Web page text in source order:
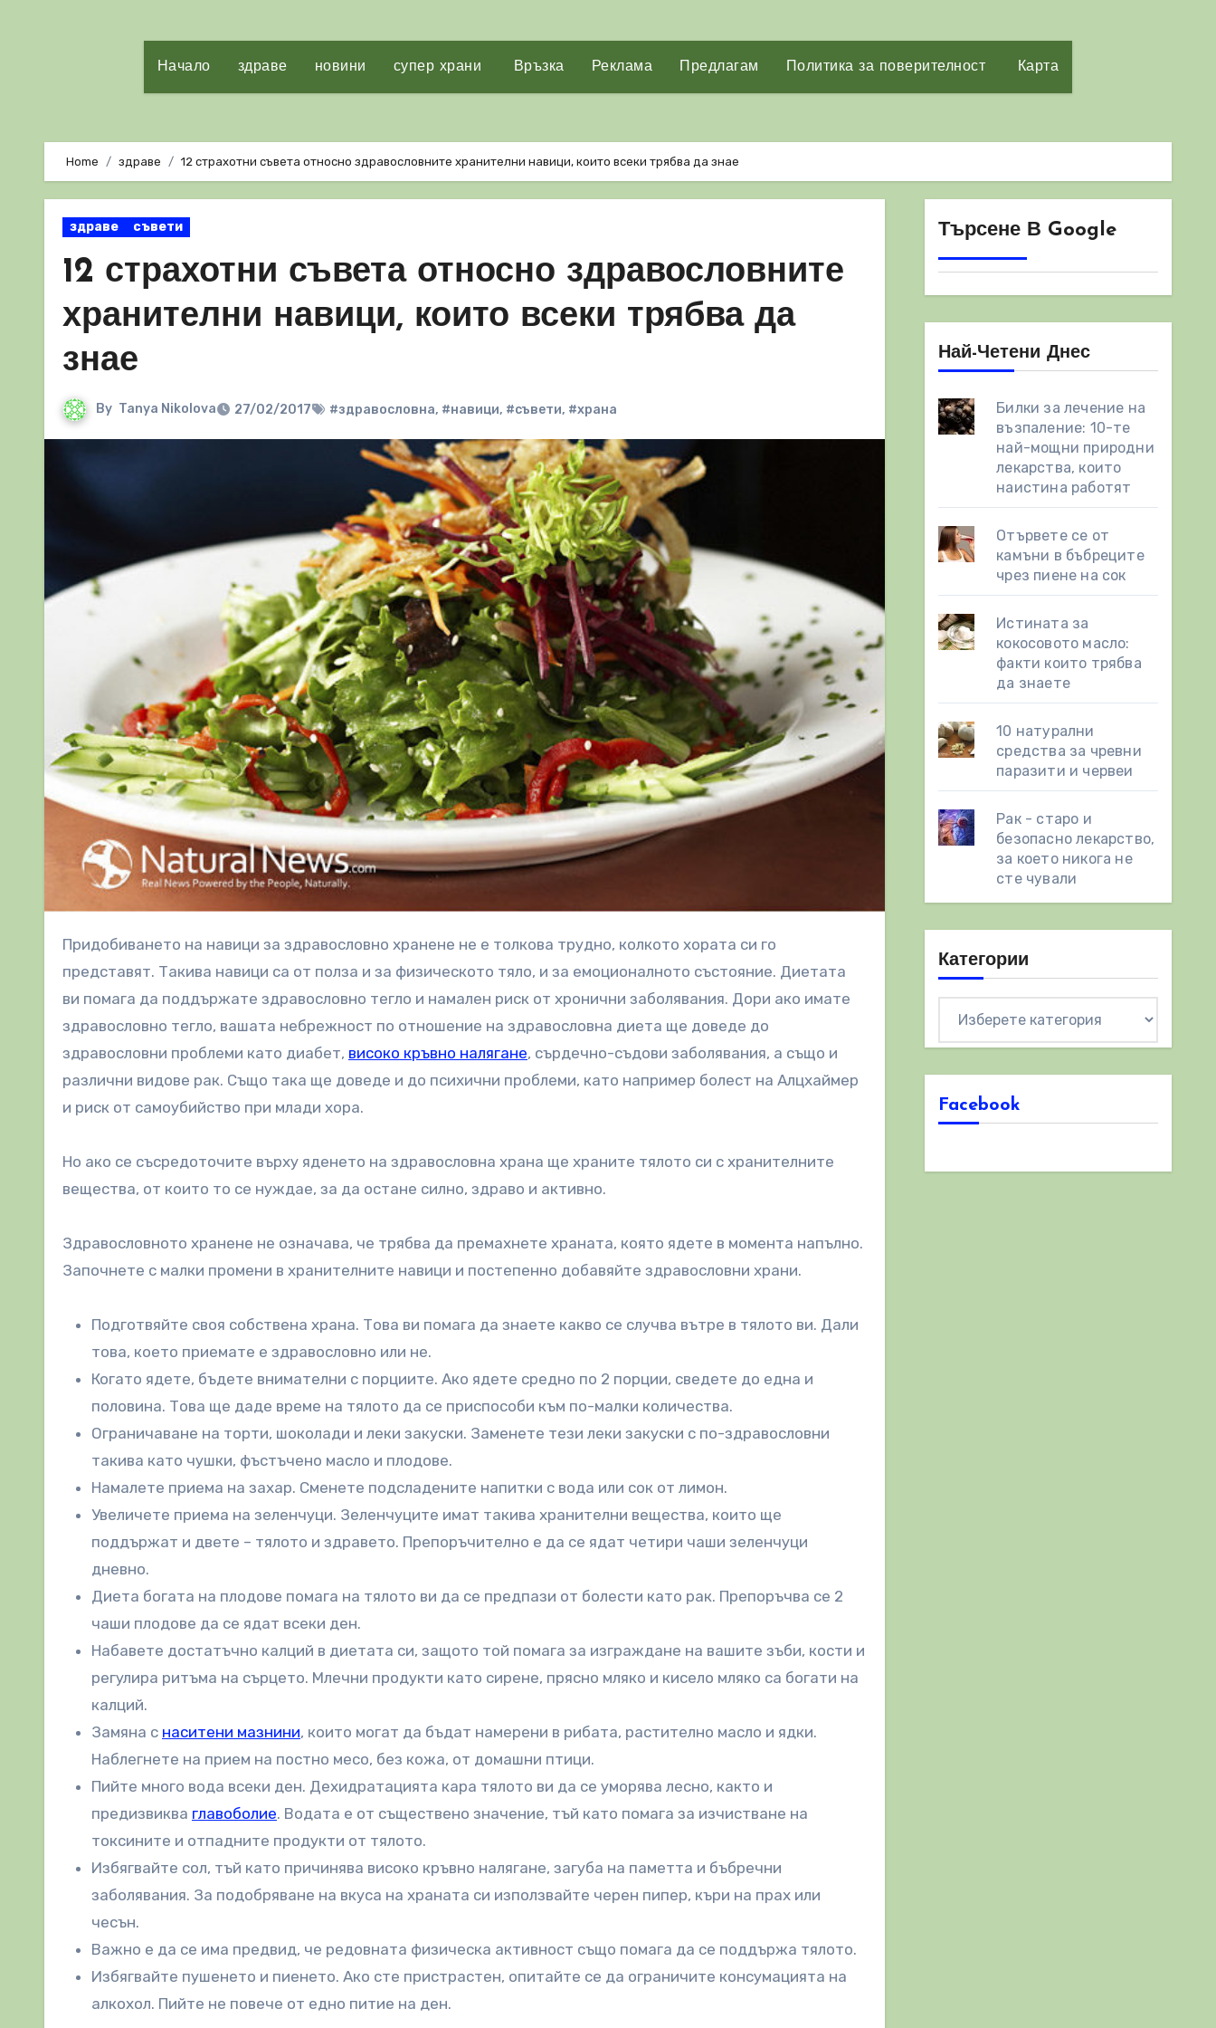
Начало здраве новини супер храни Връзка Реклама Предлагам Политика за поверителност Карта
Home здраве 12 страхотни съвета относно здравословните хранителни навици, които всеки трябва да знае
здраве съвети
12 страхотни съвета относно здравословните
хранителни навици, които всеки трябва да
знае
By Tanya Nikolova 27/02/2017 #здравословна, #навици, #съвети, #храна
Придобиването на навици за здравословно хранене не е толкова трудно, колкото хората си го
представят. Такива навици са от полза и за физическото тяло, и за емоционалното състояние. Диетата
ви помага да поддържате здравословно тегло и намален риск от хронични заболявания. Дори ако имате
здравословно тегло, вашата небрежност по отношение на здравословна диета ще доведе до
здравословни проблеми като диабет, високо кръвно налягане, сърдечно-съдови заболявания, а също и
различни видове рак. Също така ще доведе и до психични проблеми, като например болест на Алцхаймер
и риск от самоубийство при млади хора.
Но ако се съсредоточите върху яденето на здравословна храна ще храните тялото си с хранителните
вещества, от които то се нуждае, за да остане силно, здраво и активно.
Здравословното хранене не означава, че трябва да премахнете храната, която ядете в момента напълно.
Започнете с малки промени в хранителните навици и постепенно добавяйте здравословни храни.
Подготвяйте своя собствена храна. Това ви помага да знаете какво се случва вътре в тялото ви. Дали
това, което приемате е здравословно или не.
Когато ядете, бъдете внимателни с порциите. Ако ядете средно по 2 порции, сведете до една и
половина. Това ще даде време на тялото да се приспособи към по-малки количества.
Ограничаване на торти, шоколади и леки закуски. Заменете тези леки закуски с по-здравословни
такива като чушки, фъстъчено масло и плодове.
Намалете приема на захар. Сменете подсладените напитки с вода или сок от лимон.
Увеличете приема на зеленчуци. Зеленчуците имат такива хранителни вещества, които ще
поддържат и двете – тялото и здравето. Препоръчително е да се ядат четири чаши зеленчуци
дневно.
Диета богата на плодове помага на тялото ви да се предпази от болести като рак. Препоръчва се 2
чаши плодове да се ядат всеки ден.
Набавете достатъчно калций в диетата си, защото той помага за изграждане на вашите зъби, кости и
регулира ритъма на сърцето. Млечни продукти като сирене, прясно мляко и кисело мляко са богати на
калций.
Замяна с наситени мазнини, които могат да бъдат намерени в рибата, растително масло и ядки.
Наблегнете на прием на постно месо, без кожа, от домашни птици.
Пийте много вода всеки ден. Дехидратацията кара тялото ви да се уморява лесно, както и
предизвиква главоболие. Водата е от съществено значение, тъй като помага за изчистване на
токсините и отпадните продукти от тялото.
Избягвайте сол, тъй като причинява високо кръвно налягане, загуба на паметта и бъбречни
заболявания. За подобряване на вкуса на храната си използвайте черен пипер, къри на прах или
чесън.
Важно е да се има предвид, че редовната физическа активност също помага да се поддържа тялото.
Избягвайте пушенето и пиенето. Ако сте пристрастен, опитайте се да ограничите консумацията на
алкохол. Пийте не повече от едно питие на ден.
Търсене В Google
Най-Четени Днес
Билки за лечение на
възпаление: 10-те
най-мощни природни
лекарства, които
наистина работят
Отървете се от
камъни в бъбреците
чрез пиене на сок
Истината за
кокосовото масло:
факти които трябва
да знаете
10 натурални
средства за чревни
паразити и червеи
Рак - старо и
безопасно лекарство,
за което никога не
сте чували
Категории
Facebook